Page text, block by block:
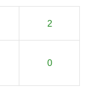
2
0